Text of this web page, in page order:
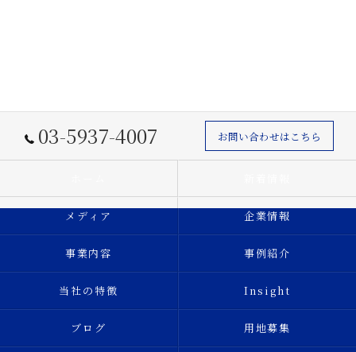
03-5937-4007 お問い合わせはこちら
メディア 企業情報
事業内容 事例紹介
当社の特徴 Insight
ブログ 用地募集